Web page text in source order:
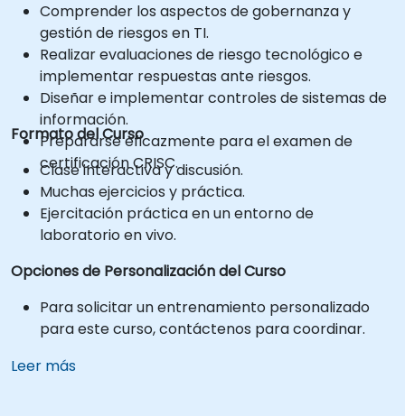
Comprender los aspectos de gobernanza y
gestión de riesgos en TI.
Realizar evaluaciones de riesgo tecnológico e
implementar respuestas ante riesgos.
Diseñar e implementar controles de sistemas de
información.
Prepararse eficazmente para el examen de
certificación CRISC.
Formato del Curso
Clase interactiva y discusión.
Muchas ejercicios y práctica.
Ejercitación práctica en un entorno de
laboratorio en vivo.
Opciones de Personalización del Curso
Para solicitar un entrenamiento personalizado
para este curso, contáctenos para coordinar.
Leer más